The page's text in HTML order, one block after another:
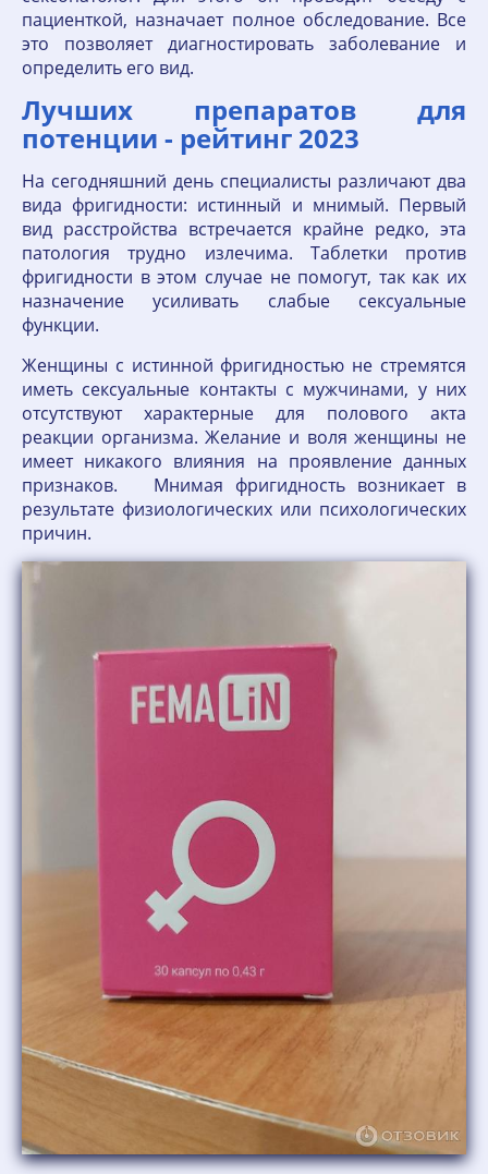
пациенткой, назначает полное обследование. Все
это позволяет диагностировать заболевание и
определить его вид.
Лучших препаратов для
потенции - рейтинг 2023
На сегодняшний день специалисты различают два
вида фригидности: истинный и мнимый. Первый
вид расстройства встречается крайне редко, эта
патология трудно излечима. Таблетки против
фригидности в этом случае не помогут, так как их
назначение усиливать слабые сексуальные
функции.
Женщины с истинной фригидностью не стремятся
иметь сексуальные контакты с мужчинами, у них
отсутствуют характерные для полового акта
реакции организма. Желание и воля женщины не
имеет никакого влияния на проявление данных
признаков. Мнимая фригидность возникает в
результате физиологических или психологических
причин.